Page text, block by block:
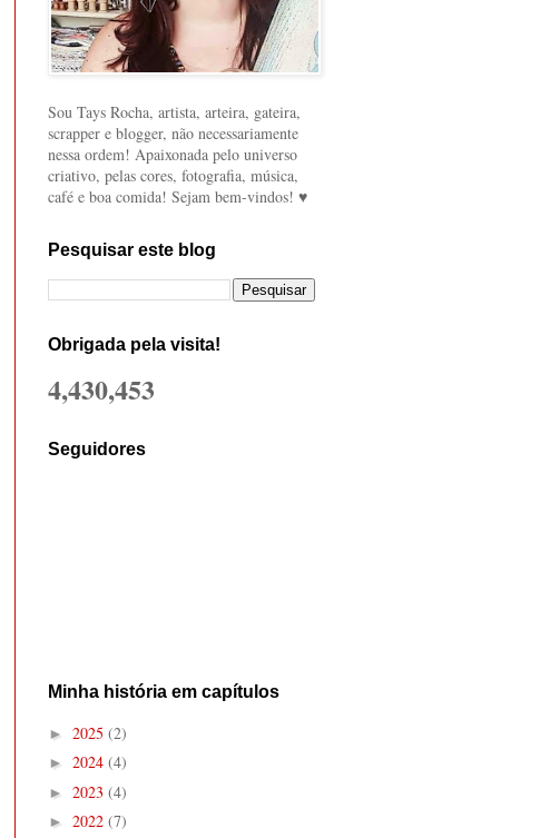
Sou Tays Rocha, artista, arteira, gateira,
scrapper e blogger, não necessariamente
nessa ordem! Apaixonada pelo universo
criativo, pelas cores, fotografia, música,
café e boa comida! Sejam bem-vindos! ♥
Pesquisar este blog
Obrigada pela visita!
4,430,453
Seguidores
Minha história em capítulos
► 2025 (2)
► 2024 (4)
► 2023 (4)
► 2022 (7)